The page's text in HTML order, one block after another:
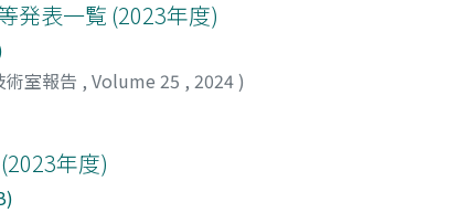
発表⼀覧 (2023年度)
術室報告 , Volume 25 , 2024)
年度)